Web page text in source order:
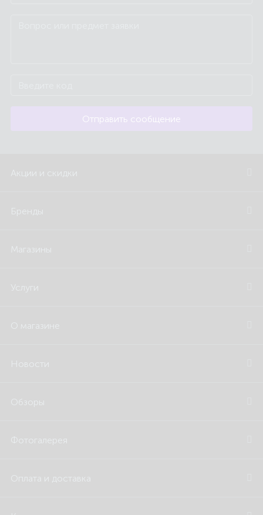
Отправить сообщение
Акции и скидки
Бренды
Магазины
Услуги
О магазине
Новости
Обзоры
Фотогалерея
Оплата и доставка